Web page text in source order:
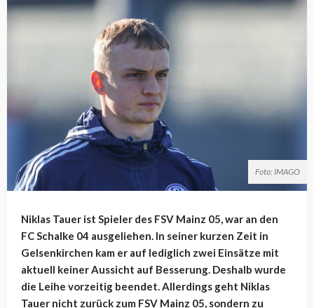
Foto: IMAGO
Niklas Tauer ist Spieler des FSV Mainz 05, war an den
FC Schalke 04 ausgeliehen. In seiner kurzen Zeit in
Gelsenkirchen kam er auf lediglich zwei Einsätze mit
aktuell keiner Aussicht auf Besserung. Deshalb wurde
die Leihe vorzeitig beendet. Allerdings geht Niklas
Tauer nicht zurück zum FSV Mainz 05, sondern zu